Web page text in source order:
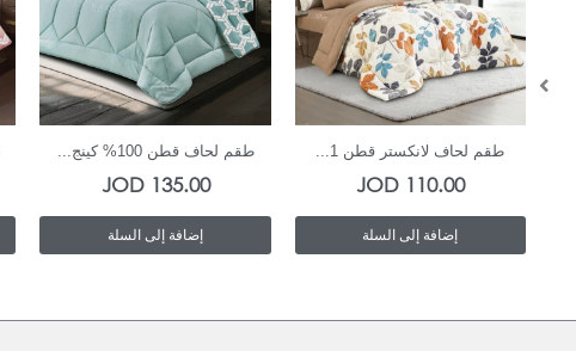
In Stock
طقم لحاف لانكستر قطن 1...
110.00
JOD
إضافة إلى السلة
In Stock
طقم لحاف قطن 100% كينج...
135.00
JOD
إضافة إلى السلة